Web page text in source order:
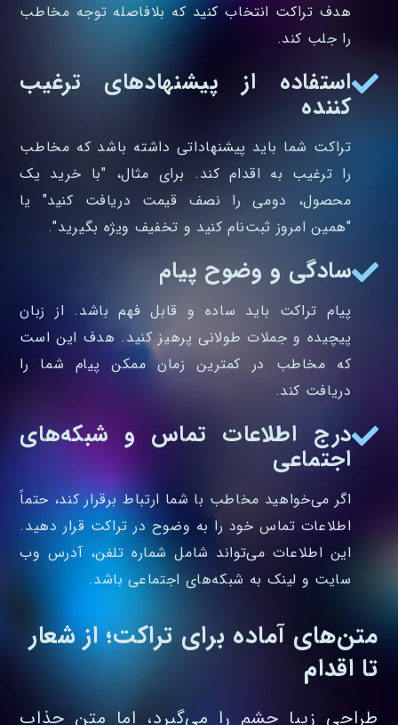
هدف تراکت انتخاب کنید که بلافاصله توجه مخاطب
را جلب کند.
استفاده از پیشنهادهای ترغیب‌
کننده
تراکت شما باید پیشنهاداتی داشته باشد که مخاطب
را ترغیب به اقدام کند. برای مثال، "با خرید یک
محصول، دومی را نصف قیمت دریافت کنید" یا
"همین امروز ثبت‌نام کنید و تخفیف ویژه بگیرید".
سادگی و وضوح پیام
پیام تراکت باید ساده و قابل فهم باشد. از زبان
پیچیده و جملات طولانی پرهیز کنید. هدف این است
که مخاطب در کمترین زمان ممکن پیام شما را
دریافت کند.
درج اطلاعات تماس و شبکه‌های
اجتماعی
اگر می‌خواهید مخاطب با شما ارتباط برقرار کند، حتماً
اطلاعات تماس خود را به وضوح در تراکت قرار دهید.
این اطلاعات می‌تواند شامل شماره تلفن، آدرس وب‌
سایت و لینک به شبکه‌های اجتماعی باشد.
متن‌های آماده برای تراکت؛ از شعار
تا اقدام
طراحی زیبا چشم را می‌گیرد، اما متن جذاب